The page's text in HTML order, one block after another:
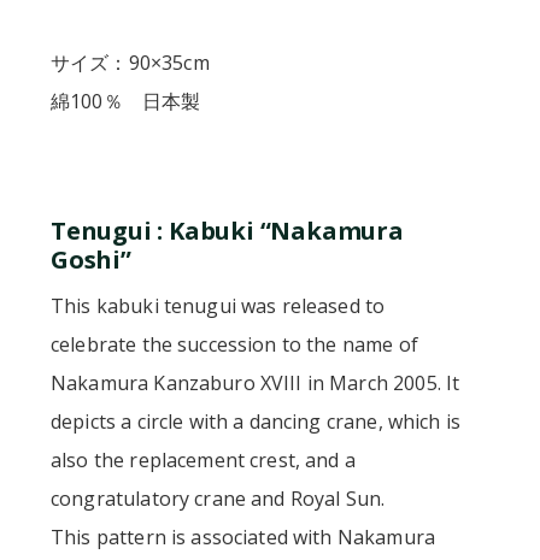
サイズ：90×35cm
綿100％ 日本製
Tenugui : Kabuki “Nakamura
Goshi”
This kabuki tenugui was released to
celebrate the succession to the name of
Nakamura Kanzaburo XVIII in March 2005. It
depicts a circle with a dancing crane, which is
also the replacement crest, and a
congratulatory crane and Royal Sun.
This pattern is associated with Nakamura